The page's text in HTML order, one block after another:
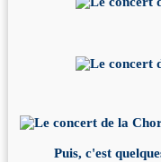
Puis, c'est